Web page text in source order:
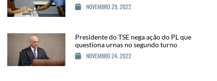
NOVEMBRO 29, 2022
Presidente do TSE nega ação do PL que
questiona urnas no segundo turno
NOVEMBRO 24, 2022